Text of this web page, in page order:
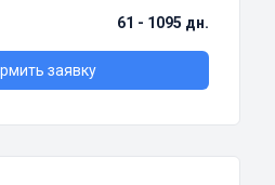
61 - 1095 дн.
заявку